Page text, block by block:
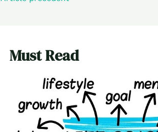
Must Read